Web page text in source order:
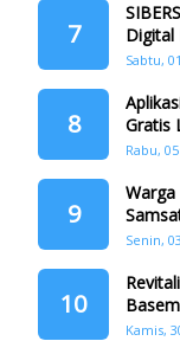
7
Digital
Sabtu,
8
Gratis
Rabu,
9
Warga
Tangah
Senin,
10
Kamis,